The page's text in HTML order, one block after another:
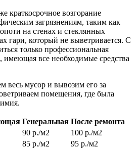
краткосрочное возгорание
загрязнениям, таким как
на стенах и стеклянных
гари, который не выветривается. С
только профессиональная
имеющая все необходимые средства
весь мусор и вывозим его за
помещения, где была
Генеральная После ремонта
90 р./м2
100 р./м2
85 р./м2
95 р./м2